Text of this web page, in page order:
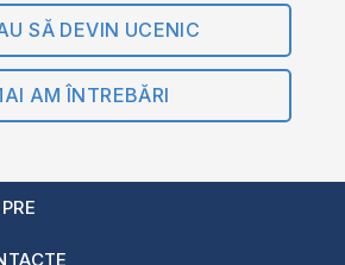
SĂ DEVIN UCENIC
AM ÎNTREBĂRI